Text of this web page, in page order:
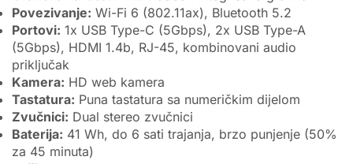
Povezivanje: Wi-Fi 6 (802.11ax), Bluetooth 5.2
Portovi: 1x USB Type-C (5Gbps), 2x USB Type-A
(5Gbps), HDMI 1.4b, RJ-45, kombinovani audio
priključak
Kamera: HD web kamera
Tastatura: Puna tastatura sa numeričkim dijelom
Zvučnici: Dual stereo zvučnici
Baterija: 41 Wh, do 6 sati trajanja, brzo punjenje (50%
za 45 minuta)